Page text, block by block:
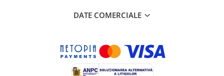
DATE COMERCIALE